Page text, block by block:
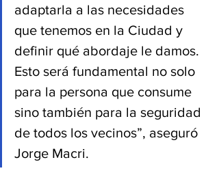
adaptarla a las necesidades
que tenemos en la Ciudad y
definir qué abordaje le damos.
Esto será fundamental no solo
para la persona que consume
sino también para la seguridad
de todos los vecinos”, aseguró
Jorge Macri.